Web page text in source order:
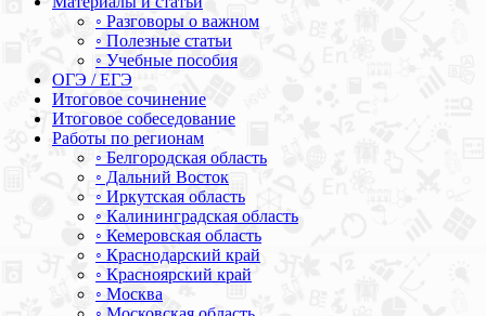
◦ Разговоры о важном
◦ Полезные статьи
◦ Учебные пособия
ОГЭ / ЕГЭ
Итоговое сочинение
Итоговое собеседование
Работы по регионам
◦ Белгородская область
◦ Дальний Восток
◦ Иркутская область
◦ Калининградская область
◦ Кемеровская область
◦ Краснодарский край
◦ Красноярский край
◦ Москва